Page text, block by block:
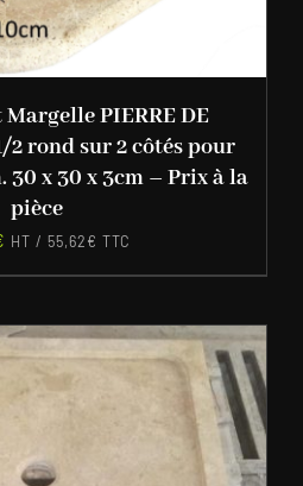
PIERRE DE
2 rond sur 2 côtés pour
30 x 30 x 3cm – Prix à la
pièce
HT / 55,62€ TTC